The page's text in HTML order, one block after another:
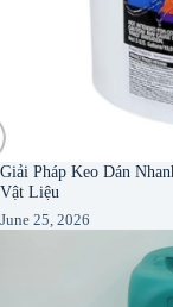
Giải Pháp Keo Dán
Vật Liệu
June 25, 2026